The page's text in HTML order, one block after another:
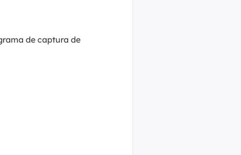
de captura de